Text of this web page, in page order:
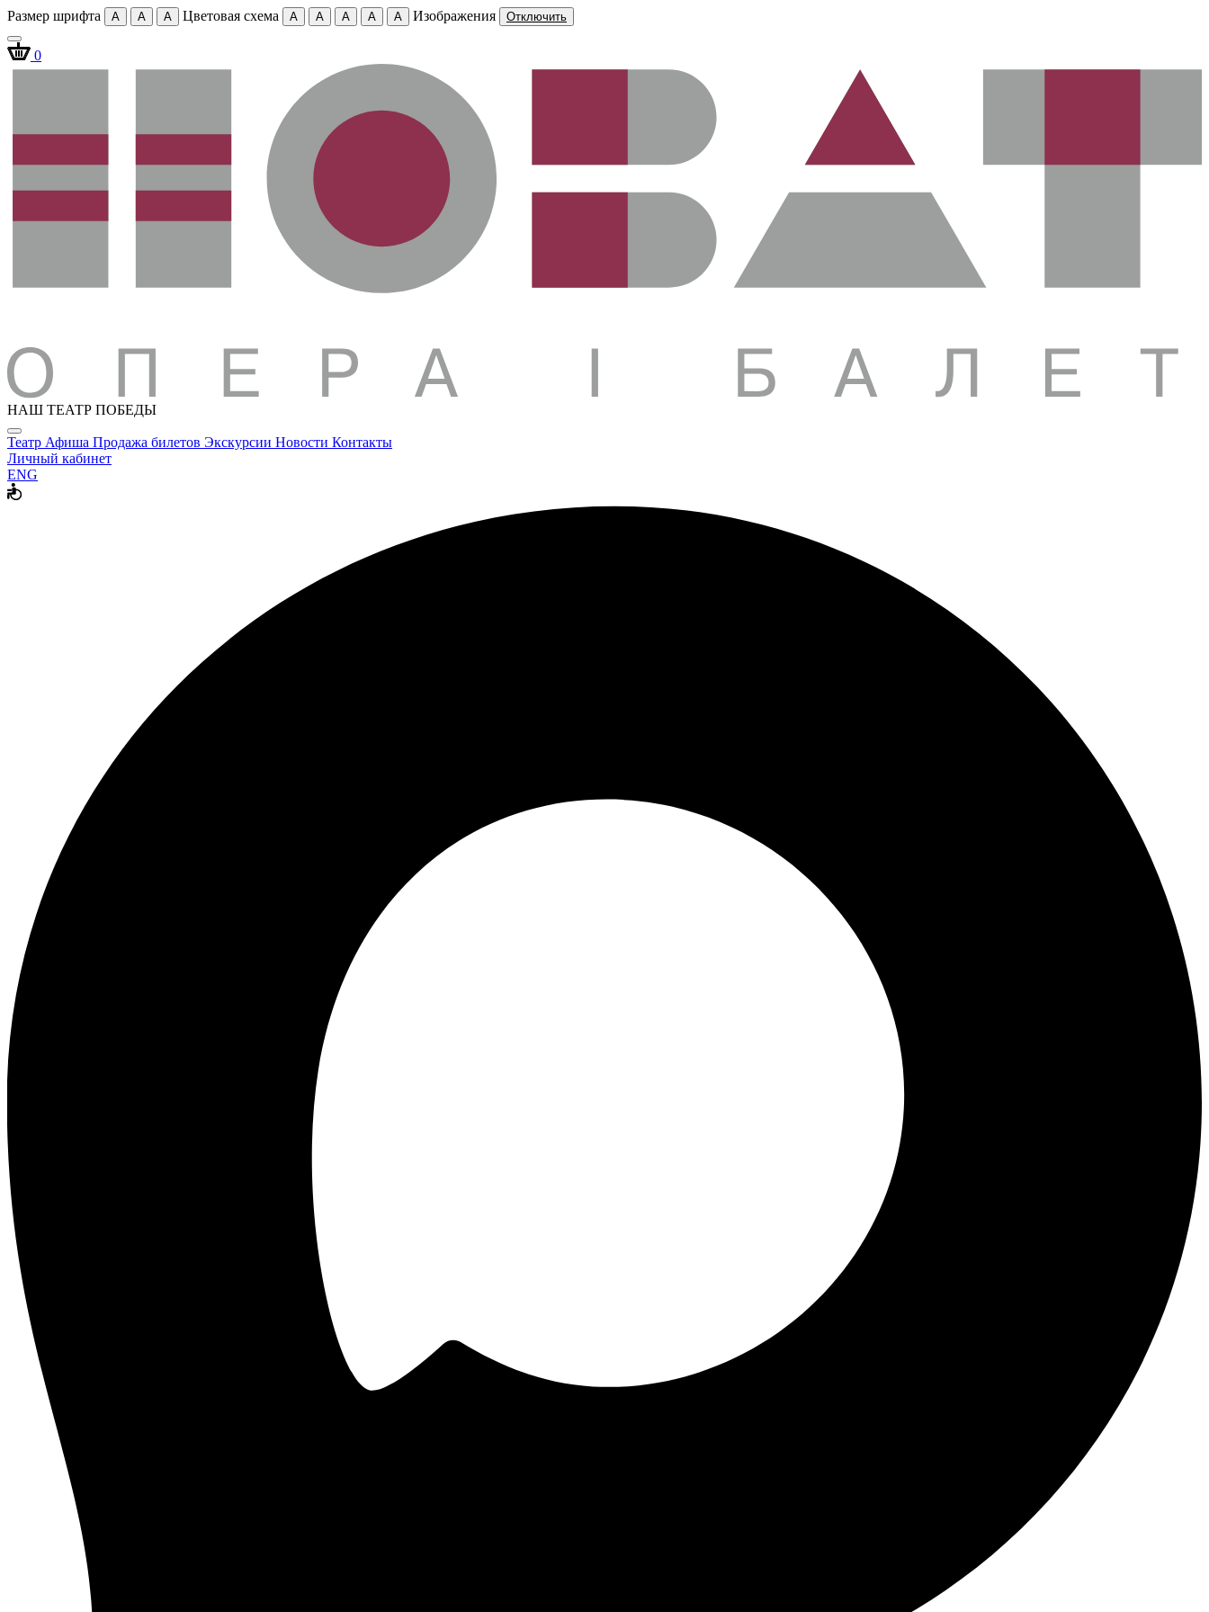
Размер шрифта A A A Цветовая схема A A A A A Изображения Отключить
0
НАШ ТЕАТР ПОБЕДЫ
Театр Афиша Продажа билетов Экскурсии Новости Контакты
Личный кабинет
ENG